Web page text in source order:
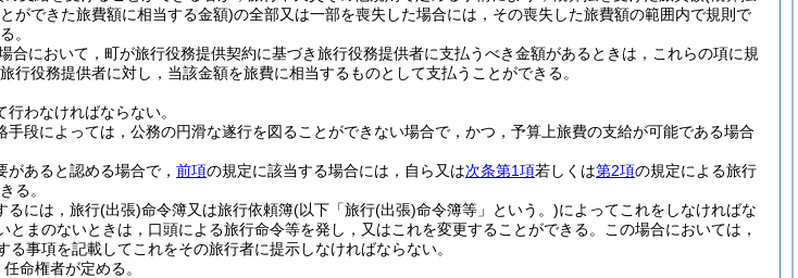
ができた旅費額に相当する金額)の全部又は一部を喪失した場合には，その喪失した旅費額の範囲内で規則で
。
合において，町が旅行役務提供契約に基づき旅行役務提供者に支払うべき金額があるときは，これらの項に規
行役務提供者に対し，当該金額を旅費に相当するものとして支払うことができる。
わなければならない。
段によっては，公務の円滑な遂行を図ることができない場合で，かつ，予算上旅費の支給が可能である場合
あると認める場合で， 前項の規定に該当する場合には，自ら又は次条第1項若しくは第2項の規定による旅行
る。
るには，旅行(出張)命令簿又は旅行依頼簿(以下「旅行(出張)命令簿等」という。)によってこれをしなければな
とまのないときは，口頭による旅行命令等を発し，又はこれを変更することができる。
この場合においては，
る事項を記載してこれをその旅行者に提示しなければならない。
任命権者が定める。